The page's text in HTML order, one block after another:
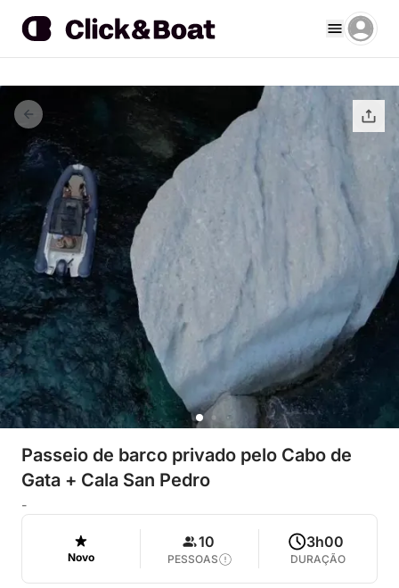
Passeio de barco privado pelo Cabo de
Gata + Cala San Pedro
-
Novo
10
PESSOAS
3h00
DURAÇÃO